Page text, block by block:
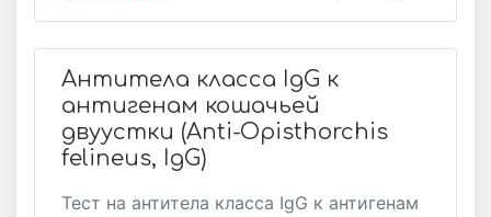
Антитела класса IgG к
антигенам кошачьей
двуустки (Anti-Opisthorchis
felineus, IgG)
Тест на антитела класса IgG к антигенам